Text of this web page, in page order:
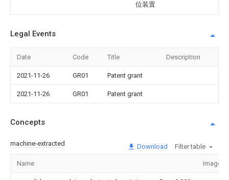
位装置
Legal Events
Date Code Title Description
2021-11-26 GR01 Patent grant
2021-11-26 GR01 Patent grant
Concepts
machine-extracted Download Filter table
Name Image